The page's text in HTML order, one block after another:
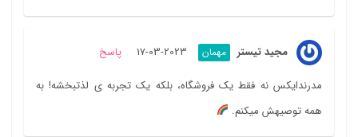
مجید تیستر مهمان 2023-03-17 پاسخ
مدرندایکس نه فقط یک فروشگاه، بلکه یک تجربه ی لذتبخشه! به
همه توصیهش میکنم.